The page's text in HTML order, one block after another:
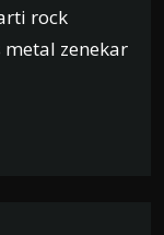
rock
zenekar